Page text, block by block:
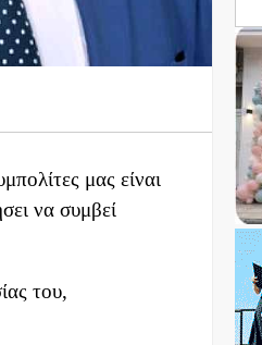
μας είναι
να συμβεί
του,